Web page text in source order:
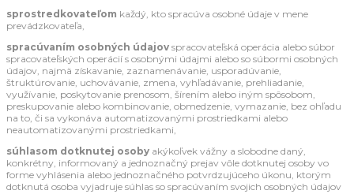
sprostredkovateľom každý, kto spracúva osobné údaje v mene
prevádzkovateľa,
spracúvaním osobných údajov spracovateľská operácia alebo súbor
spracovateľských operácií s osobnými údajmi alebo so súbormi osobných
údajov, najmä získavanie, zaznamenávanie, usporadúvanie,
štruktúrovanie, uchovávanie, zmena, vyhľadávanie, prehliadanie,
využívanie, poskytovanie prenosom, šírením alebo iným spôsobom,
preskupovanie alebo kombinovanie, obmedzenie, vymazanie, bez ohľadu
na to, či sa vykonáva automatizovanými prostriedkami alebo
neautomatizovanými prostriedkami,
súhlasom dotknutej osoby akýkoľvek vážny a slobodne daný,
konkrétny, informovaný a jednoznačný prejav vôle dotknutej osoby vo
forme vyhlásenia alebo jednoznačného potvrdzujúceho úkonu, ktorým
dotknutá osoba vyjadruje súhlas so spracúvaním svojich osobných údajov